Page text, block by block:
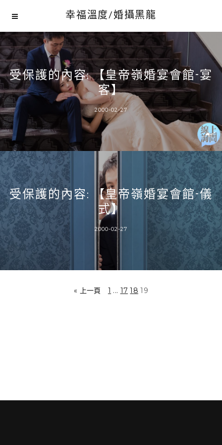
幸福溫度/婚攝黑龍
受保護的內容: 【皇帝嶺婚宴會館-宴
客】
2000-02-27
受保護的內容: 【皇帝嶺婚宴會館-儀
式】
2000-02-27
« 上一頁 1 ... 17 18 19